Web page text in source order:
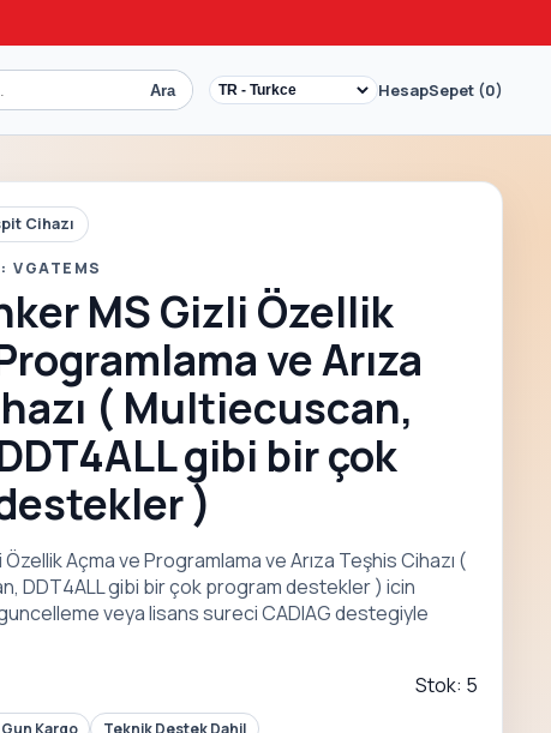
Ara HesapSepet (0)
Cihazı
VGATEMS
MS Gizli Özellik
ve Arıza
( Multiecuscan,
gibi bir çok
)
Açma ve Programlama ve Arıza Teşhis Cihazı (
DDT4ALL gibi bir çok program destekler ) icin
veya lisans sureci CADIAG destegiyle
Stok: 5
Kargo Teknik Destek Dahil